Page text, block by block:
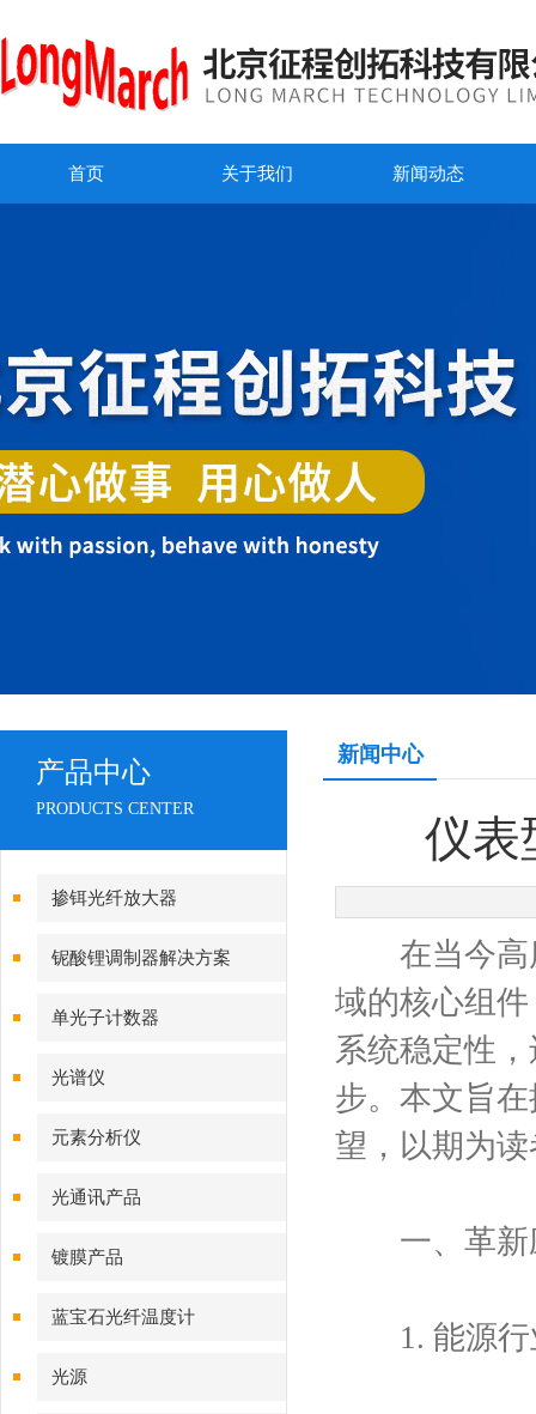
首页 关于我们 新闻动态
产品中心
PRODUCTS CENTER
掺铒光纤放大器
铌酸锂调制器解决方案
单光子计数器
光谱仪
元素分析仪
光通讯产品
镀膜产品
蓝宝石光纤温度计
光源
新闻中心
仪表
在当今高度
域的核心组
系统稳定性
步。本文旨
望，以期为
一、革新
1. 能源行